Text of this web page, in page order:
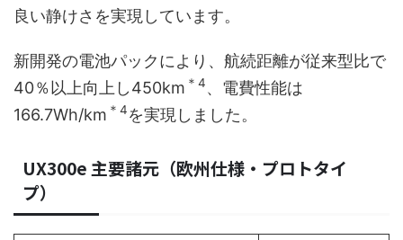
良い静けさを実現しています。
新開発の電池パックにより、航続距離が従来型比で
40％以上向上し450km ＊4、電費性能は
166.7Wh/km ＊4を実現しました。
UX300e 主要諸元（欧州仕様・プロトタイ
プ）